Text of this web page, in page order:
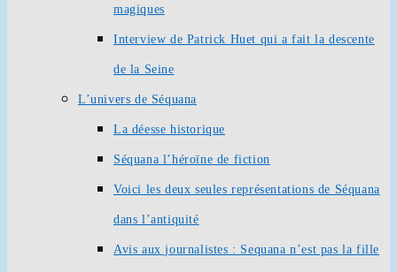
magiques
Interview de Patrick Huet qui a fait la descente
de la Seine
L’univers de Séquana
La déesse historique
Séquana l’héroïne de fiction
Voici les deux seules représentations de Séquana
dans l’antiquité
Avis aux journalistes : Sequana n’est pas la fille